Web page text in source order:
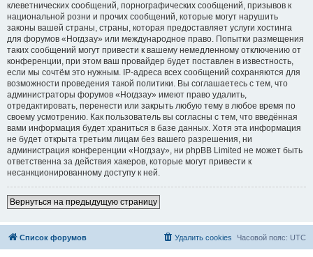
клеветнических сообщений, порнографических сообщений, призывов к
национальной розни и прочих сообщений, которые могут нарушить
законы вашей страны, страны, которая предоставляет услуги хостинга
для форумов «Ногдзау» или международное право. Попытки размещения
таких сообщений могут привести к вашему немедленному отключению от
конференции, при этом ваш провайдер будет поставлен в известность,
если мы сочтём это нужным. IP-адреса всех сообщений сохраняются для
возможности проведения такой политики. Вы соглашаетесь с тем, что
администраторы форумов «Ногдзау» имеют право удалить,
отредактировать, перенести или закрыть любую тему в любое время по
своему усмотрению. Как пользователь вы согласны с тем, что введённая
вами информация будет храниться в базе данных. Хотя эта информация
не будет открыта третьим лицам без вашего разрешения, ни
администрация конференции «Ногдзау», ни phpBB Limited не может быть
ответственна за действия хакеров, которые могут привести к
несанкционированному доступу к ней.
Вернуться на предыдущую страницу
Список форумов Часовой пояс: UTC
Удалить cookies